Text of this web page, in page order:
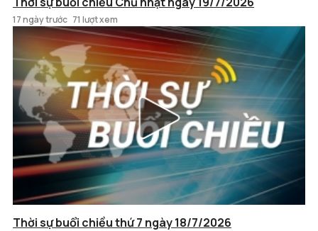
17 ngày trước 71 lượt xem
Thời sự buổi chiều thứ 7 ngày 18/7/2026